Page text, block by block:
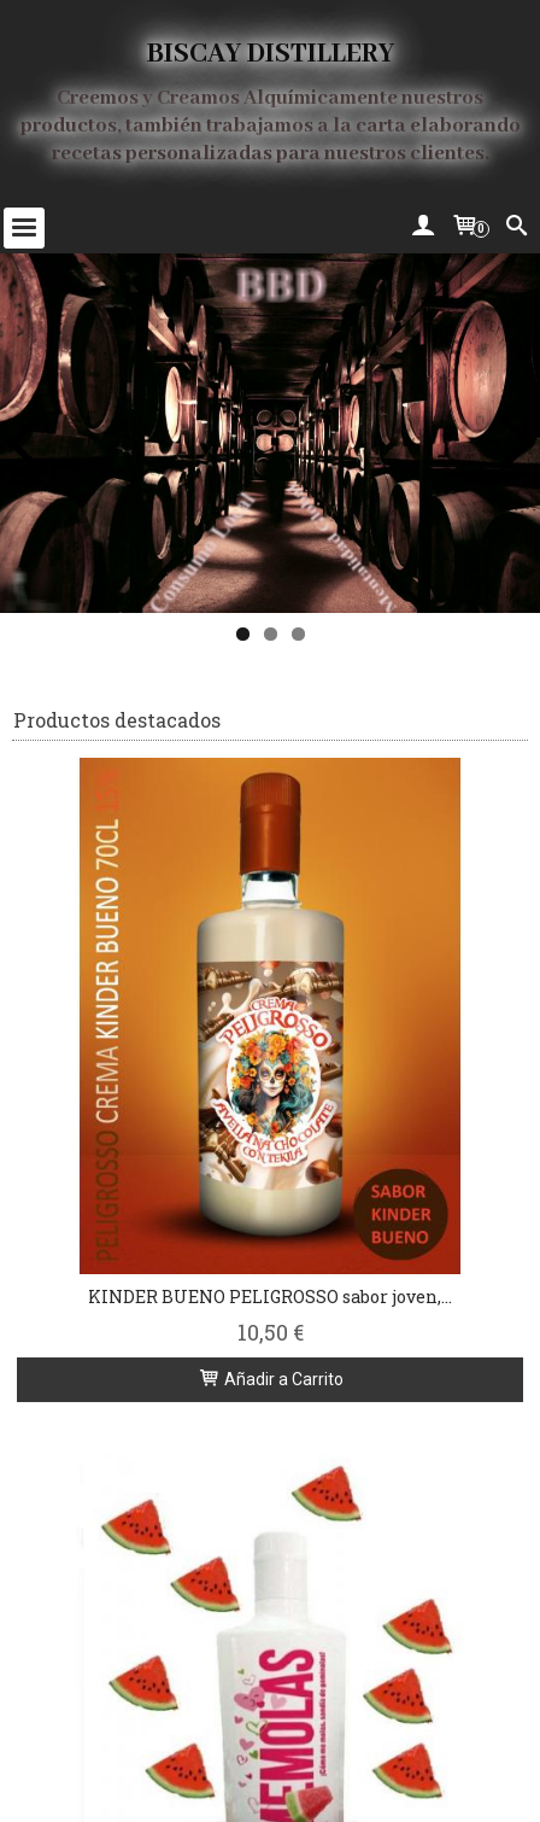
BISCAY DISTILLERY
Creemos y Creamos Alquímicamente nuestros
productos, también trabajamos a la carta elaborando
recetas personalizadas para nuestros clientes.
0
Productos destacados
KINDER BUENO PELIGROSSO sabor joven,...
10,50 €
Añadir a Carrito